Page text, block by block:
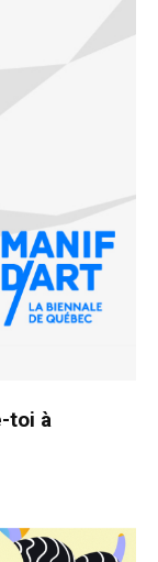
toi à